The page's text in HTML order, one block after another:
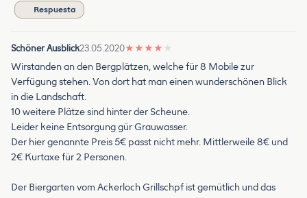
Respuesta
Schöner Ausblick23.05.2020★ ★ ★ ★ ★
Wirstanden an den Bergplätzen, welche für 8 Mobile zur
Verfügung stehen. Von dort hat man einen wunderschönen Blick
in die Landschaft.
10 weitere Plätze sind hinter der Scheune.
Leider keine Entsorgung gür Grauwasser.
Der hier genannte Preis 5€ passt nicht mehr. Mittlerweile 8€ und
2€ Kurtaxe für 2 Personen.
Der Biergarten vom Ackerloch Grillschpf ist gemütlich und das